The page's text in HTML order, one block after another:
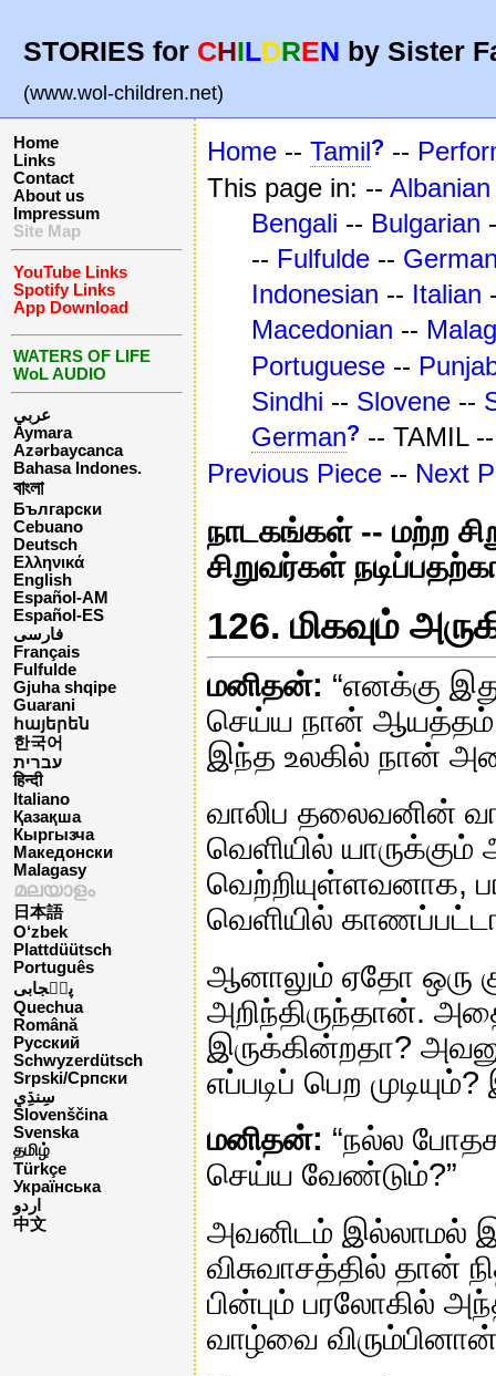
STORIES for CHILDREN by Sister
(www.wol-children.net)
Home
Links
Contact
About us
Impressum
Site Map
YouTube Links
Spotify Links
App Download
WATERS OF LIFE
WoL AUDIO
عربي
Aymara
Azərbaycanca
Bahasa Indones.
বাংলা
Български
Cebuano
Deutsch
Ελληνικά
English
Español-AM
Español-ES
فارسی
Français
Fulfulde
Gjuha shqipe
Guarani
հայերեն
한국어
עברית
हिन्दी
Italiano
Қазақша
Кыргызча
Македонски
Malagasy
മലയാളം
日本語
O‘zbek
Plattdüütsch
Português
پن٘جابی
Quechua
Română
Русский
Schwyzerdütsch
Srpski/Српски
Slovenščina
Svenska
தமிழ்
Türkçe
Українська
اردو
中文
Home -- Tamil? --
This page in: -- Albanian
Bengali -- Bulgarian
-- Fulfulde --
Indonesian -- Italian
Macedonian --
Portuguese --
Sindhi -- Slovene --
German? -- TAMIL
Previous Piece -- Next
நாடகங்கள் -- மற்ற
சிறுவர்கள்
126. மிகவும்
மனிதன்: “எனக்கு
செய்ய நான்
இந்த உலகில் நான்
வாலிப தலைவனின்
வெளியில்
வெற்றியுள்ளவனாக,
வெளியில்
ஆனாலும் ஏதோ ஒரு
அறிந்திருந்தான்.
இருக்கின்றதா?
எப்படிப் பெற
மனிதன்: “நல்ல
செய்ய வேண்டும்?”
அவனிடம் இல்லாமல்
விசுவாசத்தில் தான்
பின்பும் பரலோகில்
வாழ்வை